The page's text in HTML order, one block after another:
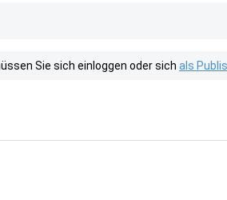
Sie sich einloggen oder sich als